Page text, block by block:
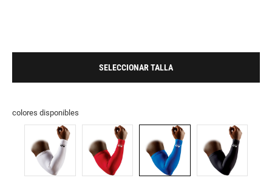
SELECCIONAR TALLA
colores disponibles